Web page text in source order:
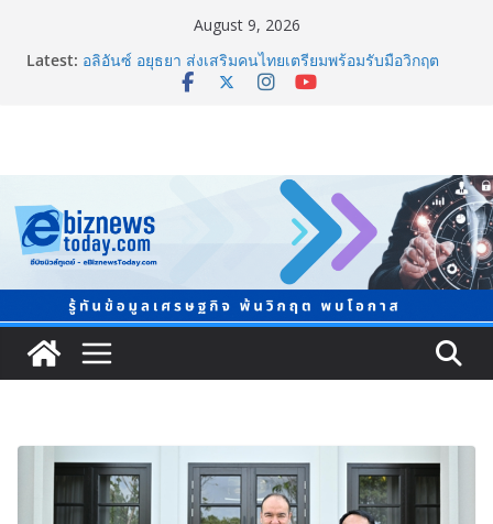
August 9, 2026
Latest: อลิอันซ์ อยุธยา ส่งเสริมคนไทยเตรียมพร้อมรับมือวิกฤต
เปิดพื้นที่ “Level Up the Care by Allianz Ayudhya
พันธมิตร ปั้นผู้ประกอบการไทยสู่ตลาดโลก คาดเงินสะพัด
LORDNINE จัดศึกคนดังสายเกม ไทย ปะทะ ฟิลิปปินส์ ใน
“Rise of the Tenth Lord” เปิดสงครามกิลด์ข้ามประเทศ
ฉลองเซิร์ฟเวอร์ใหม่ เฮเลนา
แพทย์เผย โรคไม่ติดต่อเรื้อรัง NCDs คร่าชีวิตคนไทยก่อน
วัยอันควร ทำสูญเสียทางเศรษฐกิจมหาศาล 1.6 ล้านล้าน
บาทต่อปี
ภาครัฐ-เอกชนจับมือสัมมนาใหญ่ ยกระดับอุตสาหกรรมเซ
รามิกไทยสู่สากล พร้อมชวนผู้ประกอบไทยร่วมงาน